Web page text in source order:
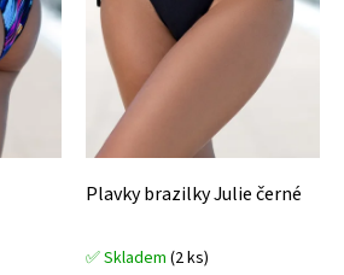
Plavky brazilky Julie černé
Průměrné
✅ Skladem (2 ks)